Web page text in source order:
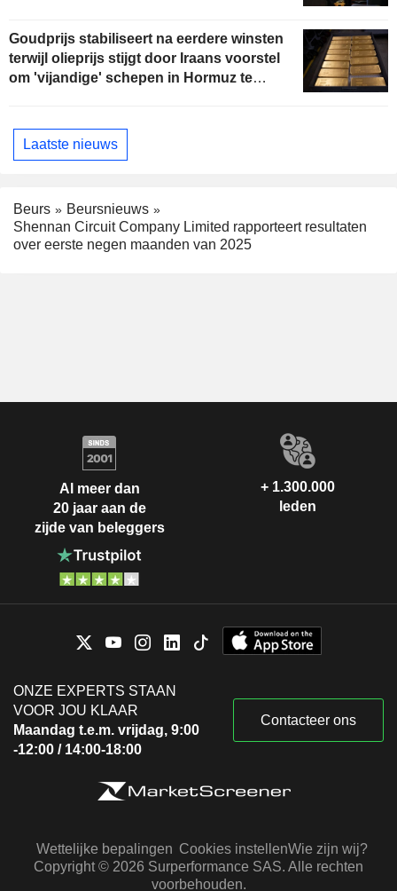
Goudprijs stabiliseert na eerdere winsten
terwijl olieprijs stijgt door Iraans voorstel
om 'vijandige' schepen in Hormuz te
Laatste nieuws
Beurs
Beursnieuws
Shennan Circuit Company Limited rapporteert resultaten
over eerste negen maanden van 2025
Al meer dan
20 jaar aan de
zijde van beleggers
+ 1.300.000
leden
ONZE EXPERTS STAAN
VOOR JOU KLAAR
Maandag t.e.m. vrijdag, 9:00
-12:00 / 14:00-18:00
Contacteer ons
Wettelijke bepalingen Cookies instellenWie zijn wij?
Copyright © 2026 Surperformance SAS. Alle rechten
voorbehouden.